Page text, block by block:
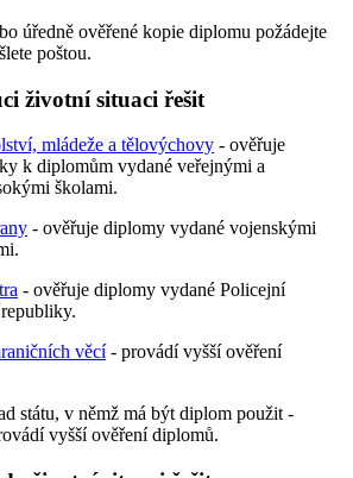
úředně ověřené kopie diplomu požádejte
poštou.
životní situaci řešit
mládeže a tělovýchovy - ověřuje
k diplomům vydané veřejnými a
školami.
- ověřuje diplomy vydané vojenskými
- ověřuje diplomy vydané Policejní
věcí- provádí vyšší ověření
státu, v němž má být diplom použit -
vyšší ověření diplomů.